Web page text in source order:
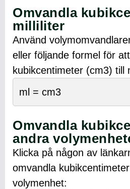
Omvandla
milliliter
Använd
eller följande formel för
kubikcentimeter (cm3) till
ml = cm3
Omvandla
andra
Klicka på någon av
omvandla
volymenhet: